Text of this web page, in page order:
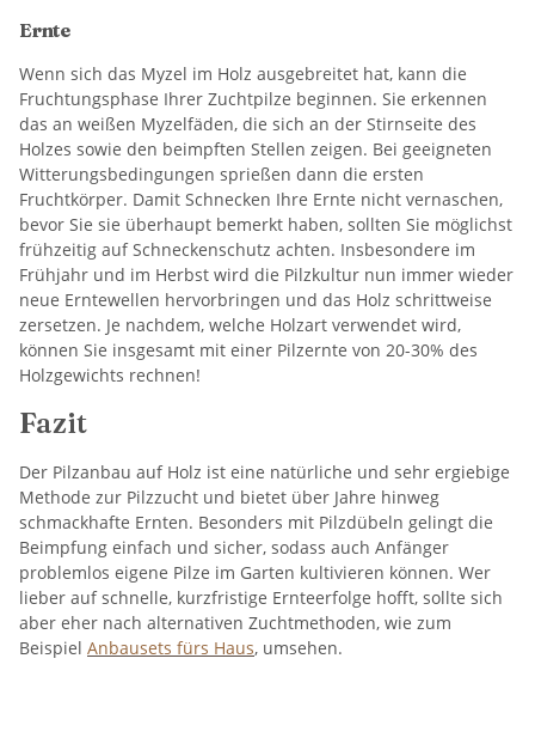
Ernte
Wenn sich das Myzel im Holz ausgebreitet hat, kann die
Fruchtungsphase Ihrer Zuchtpilze beginnen. Sie erkennen
das an weißen Myzelfäden, die sich an der Stirnseite des
Holzes sowie den beimpften Stellen zeigen. Bei geeigneten
Witterungsbedingungen sprießen dann die ersten
Fruchtkörper. Damit Schnecken Ihre Ernte nicht vernaschen,
bevor Sie sie überhaupt bemerkt haben, sollten Sie möglichst
frühzeitig auf Schneckenschutz achten. Insbesondere im
Frühjahr und im Herbst wird die Pilzkultur nun immer wieder
neue Erntewellen hervorbringen und das Holz schrittweise
zersetzen. Je nachdem, welche Holzart verwendet wird,
können Sie insgesamt mit einer Pilzernte von 20-30% des
Holzgewichts rechnen!
Fazit
Der Pilzanbau auf Holz ist eine natürliche und sehr ergiebige
Methode zur Pilzzucht und bietet über Jahre hinweg
schmackhafte Ernten. Besonders mit Pilzdübeln gelingt die
Beimpfung einfach und sicher, sodass auch Anfänger
problemlos eigene Pilze im Garten kultivieren können. Wer
lieber auf schnelle, kurzfristige Ernteerfolge hofft, sollte sich
aber eher nach alternativen Zuchtmethoden, wie zum
Beispiel Anbausets fürs Haus, umsehen.